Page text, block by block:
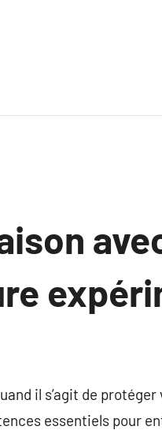
il s’agit de
essentiels pour